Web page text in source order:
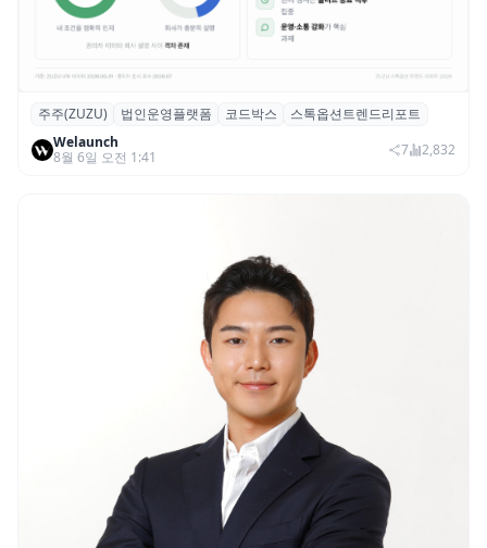
스톡옵션 취소율 2년 만에 18.2%→31.3%…
권리 발생 즉시 행사 비중도 급증
주주(ZUZU) 법인운영플랫폼 코드박스
스톡옵션트렌드리포트
Welaunch
8월 6일 오전 1:41
7 2,832